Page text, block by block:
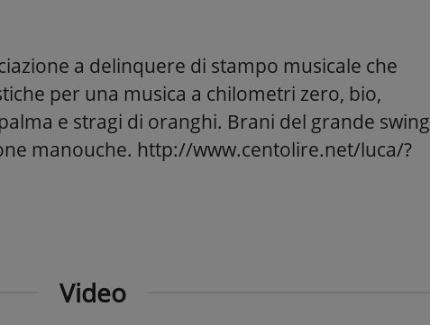
a delinquere di stampo musicale che
per una musica a chilometri zero, bio,
e stragi di oranghi. Brani del grande swing
manouche. http://www.centolire.net/luca/?
Video